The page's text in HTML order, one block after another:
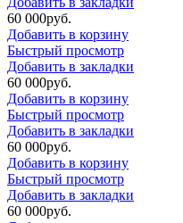
60 000руб.
Добавить в корзину
Быстрый просмотр
Добавить в закладки
60 000руб.
Добавить в корзину
Быстрый просмотр
Добавить в закладки
60 000руб.
Добавить в корзину
Быстрый просмотр
Добавить в закладки
60 000руб.